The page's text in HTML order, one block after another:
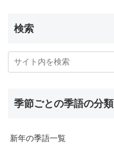
検索
季節ごとの季語の分類
新年の季語一覧